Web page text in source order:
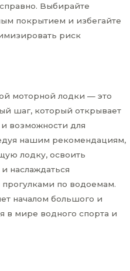
Выбирайте
покрытием и избегайте
риск
моторной лодки — это
шаг, который открывает
возможности для
нашим рекомендациям,
лодку, освоить
наслаждаться
по водоемам.
началом большого и
в мире водного спорта и